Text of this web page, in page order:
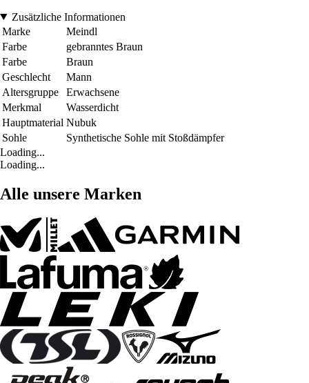
Zusätzliche Informationen
Marke
Meindl
Farbe
gebranntes Braun
Farbe
Braun
Geschlecht
Mann
Altersgruppe
Erwachsene
Merkmal
Wasserdicht
Hauptmaterial Nubuk
Sohle
Synthetische Sohle mit Stoßdämpfer
Loading...
Loading...
Alle unsere Marken